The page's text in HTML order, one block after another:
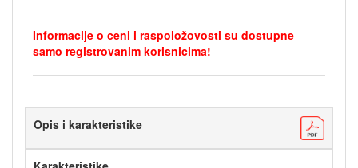
Informacije o ceni i raspoložovosti su dostupne
samo registrovanim korisnicima!
Opis i karakteristike